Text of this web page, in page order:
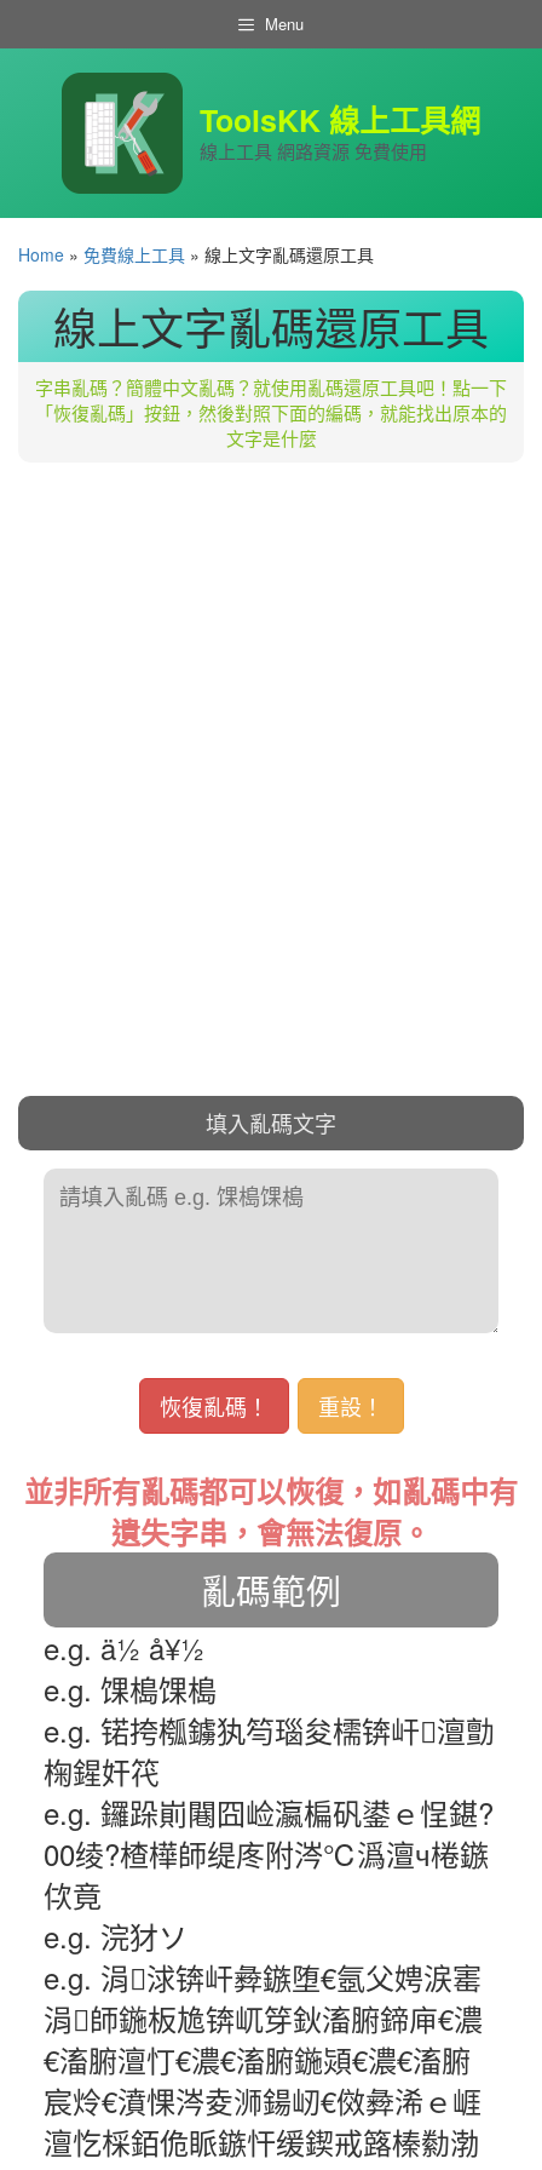
Menu
ToolsKK 線上工具網
線上工具 網路資源 免費使用
Home » 免費線上工具 » 線上文字亂碼還原工具
線上文字亂碼還原工具
字串亂碼？簡體中文亂碼？就使用亂碼還原工具吧！點一下
「恢復亂碼」按鈕，然後對照下面的編碼，就能找出原本的
文字是什麼
填入亂碼文字
恢復亂碼！ 重設！
並非所有亂碼都可以恢復，如亂碼中有
遺失字串，會無法復原。
亂碼範例
e.g. ä½ å¥½
e.g. 馃槝馃槝
e.g. 锘挎槬鐪犱笉瑙夋檽锛屽澶勯
椈鍟奸笩
e.g. 鑼跺崱闀囧崄瀛楄矾鍙ｅ悜鍖?
00绫?楂樺師缇庝附涔℃潙澶ч棬鏃
佽竟
e.g. 浣犲ソ
e.g. 涓浗锛屽彜鏃堕€氬父娉涙寚
涓師鍦板尯锛屼笌鈥滀腑鍗庘€濃
€滀腑澶忊€濃€滀腑鍦熲€濃€滀腑
宸炩€濆惈涔夌浉鍚屻€傚彜浠ｅ崕
澶忔棌銆佹眽鏃忓缓鍥戒簬榛勬渤